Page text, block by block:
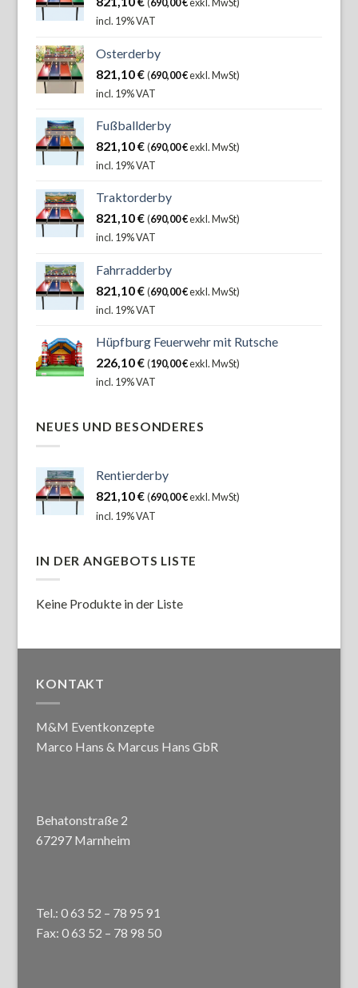
incl. 19% VAT
Osterderby
821,10€ (690,00€exkl. MwSt)
incl. 19% VAT
Fußballderby
821,10€ (690,00€exkl. MwSt)
incl. 19% VAT
Traktorderby
821,10€ (690,00€exkl. MwSt)
incl. 19% VAT
Fahrradderby
821,10€ (690,00€exkl. MwSt)
incl. 19% VAT
Hüpfburg Feuerwehr mit Rutsche
226,10€ (190,00€exkl. MwSt)
incl. 19% VAT
NEUES UND BESONDERES
Rentierderby
821,10€ (690,00€exkl. MwSt)
incl. 19% VAT
IN DER ANGEBOTS LISTE
Keine Produkte in der Liste
KONTAKT
M&M Eventkonzepte
Marco Hans & Marcus Hans GbR
Behatonstraße 2
67297 Marnheim
Tel.: 0 63 52 – 78 95 91
Fax: 0 63 52 – 78 98 50